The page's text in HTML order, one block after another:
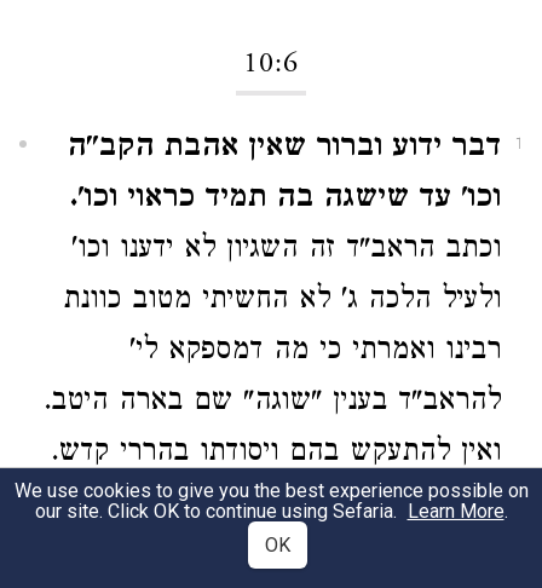
10:6
1
דבר ידוע וברור שאין אהבת הקב"ה
וכו' עד שישגה בה תמיד כראוי וכו'.
וכתב הראב"ד זה השגיון לא ידענו וכו'
ולעיל הלכה ג' לא החשיתי מטוב כוונת
רבינו ואמרתי כי מה דמספקא לי'
להראב"ד בענין "שוגה" שם בארה היטב.
ואין להתעקש בהם ויסודתו בהררי קדש.
We use cookies to give you the best experience possible on
our site. Click OK to continue using Sefaria. Learn More.
OK